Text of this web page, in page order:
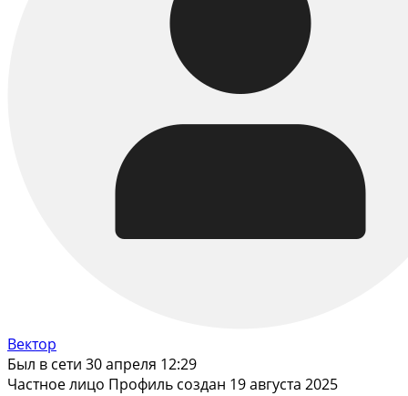
Вектор
Был в сети 30 апреля 12:29
Частное лицо Профиль создан 19 августа 2025